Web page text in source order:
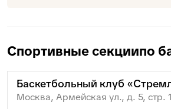
Спортивные секциипо
Баскетбольный клуб
Москва, Армейская ул., д. 5, стр. 1